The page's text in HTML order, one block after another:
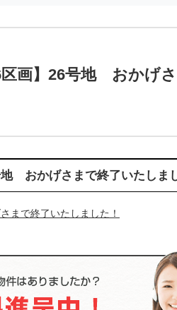
画】26号地 おかげ
おかげさまで終了いたしま
で終了いたしました！